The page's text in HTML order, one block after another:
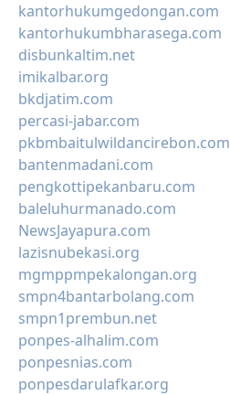
kantorhukumgedongan.com
kantorhukumbharasega.com
disbunkaltim.net
imikalbar.org
bkdjatim.com
percasi-jabar.com
pkbmbaitulwildancirebon.com
bantenmadani.com
pengkottipekanbaru.com
baleluhurmanado.com
NewsJayapura.com
lazisnubekasi.org
mgmppmpekalongan.org
smpn4bantarbolang.com
smpn1prembun.net
ponpes-alhalim.com
ponpesnias.com
ponpesdarulafkar.org